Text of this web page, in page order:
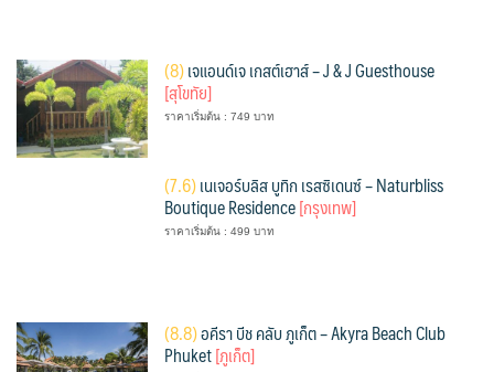
(8)เจแอนด์เจ เกสต์เฮาส์ – J & J Guesthouse
[สุโขทัย]
ราคาเริ่มต้น : 749 บาท
(7.6)เนเจอร์บลิส บูทิก เรสซิเดนซ์ – Naturbliss
Boutique Residence[กรุงเทพ]
ราคาเริ่มต้น : 499 บาท
(8.8)อคีรา บีช คลับ ภูเก็ต – Akyra Beach Club
Phuket[ภูเก็ต]